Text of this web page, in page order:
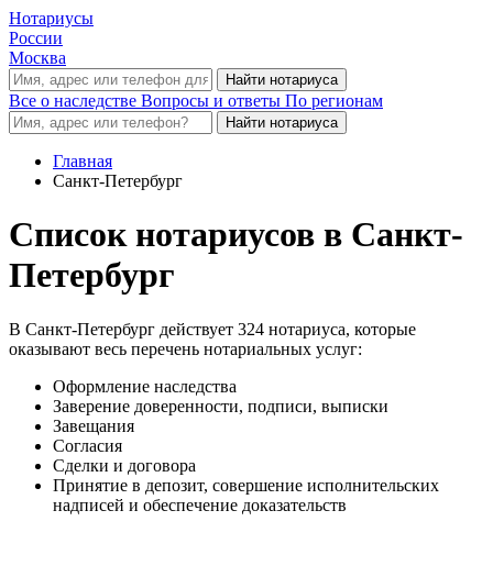
Нотариусы
России
Москва
Все о наследстве Вопросы и ответы По регионам
Главная
Санкт-Петербург
Список нотариусов в Санкт-
Петербург
В Санкт-Петербург действует 324 нотариуса, которые
оказывают весь перечень нотариальных услуг:
Оформление наследства
Заверение доверенности, подписи, выписки
Завещания
Согласия
Сделки и договора
Принятие в депозит, совершение исполнительских
надписей и обеспечение доказательств